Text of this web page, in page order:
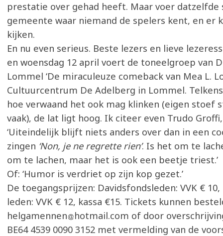
prestatie over gehad heeft. Maar voer datzelfde
gemeente waar niemand de spelers kent, en er
kijken.
En nu even serieus. Beste lezers en lieve
en woensdag 12 april voert de toneelgroep van
Lommel ‘De miraculeuze comeback van Mea L.
Cultuurcentrum De Adelberg in Lommel. Telkens
hoe verwaand het ook mag klinken (eigen stoef
vaak), de lat ligt hoog. Ik citeer even Trudo
‘Uiteindelijk blijft niets anders over dan in een
zingen ‘Non, je ne regrette rien’. Is het om te
om te lachen, maar het is ook een beetje triest.’
Of: ‘Humor is verdriet op zijn kop gezet.’
De toegangsprijzen: Davidsfondsleden: VVK €
leden: VVK € 12, kassa €15. Tickets kunnen
helgamennen
hotmail.com of door
BE64 4539 0090 3152 met vermelding van de